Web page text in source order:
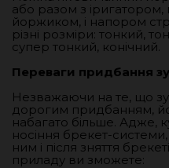
або разом з
йоржиком, і напором
різні розміри: тонкий,
супер тонкий, конічний.
Переваги придбання
Незважаючи на те, що
дорогим придбанням,
набагато більше. Адже,
носіння брекет-
ним і після зняття
приладу ви зможете: